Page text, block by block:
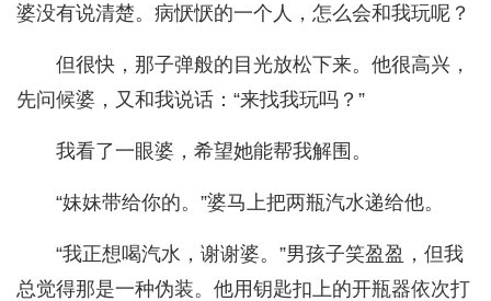
婆没有说清楚。病恹恹的一个人，怎么会和我玩呢？
但很快，那子弹般的目光放松下来。他很高兴，
先问候婆，又和我说话：“来找我玩吗？”
我看了一眼婆，希望她能帮我解围。
“妹妹带给你的。”婆马上把两瓶汽水递给他。
“我正想喝汽水，谢谢婆。”男孩子笑盈盈，但我
总觉得那是一种伪装。他用钥匙扣上的开瓶器依次打